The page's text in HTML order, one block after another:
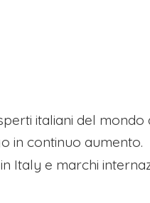
italiani del
in continuo aumento.
Italy e marchi